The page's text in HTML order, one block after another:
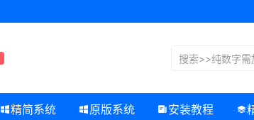
精简系统 原版系统 安装教程